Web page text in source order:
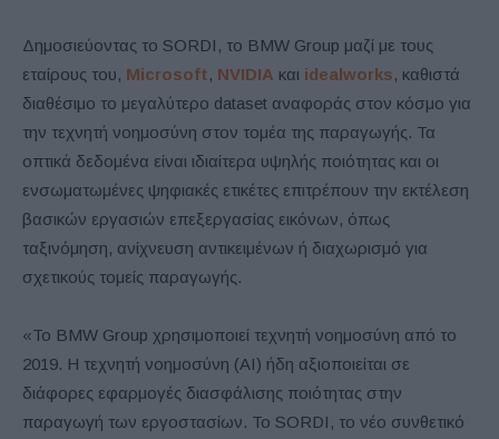
Δημοσιεύοντας το SORDI, το BMW Group μαζί με τους
εταίρους του, Microsoft, NVIDIA και idealworks, καθιστά
διαθέσιμο το μεγαλύτερο dataset αναφοράς στον κόσμο για
την τεχνητή νοημοσύνη στον τομέα της παραγωγής. Τα
οπτικά δεδομένα είναι ιδιαίτερα υψηλής ποιότητας και οι
ενσωματωμένες ψηφιακές ετικέτες επιτρέπουν την εκτέλεση
βασικών εργασιών επεξεργασίας εικόνων, όπως
ταξινόμηση, ανίχνευση αντικειμένων ή διαχωρισμό για
σχετικούς τομείς παραγωγής.
«Το BMW Group χρησιμοποιεί τεχνητή νοημοσύνη από το
2019. Η τεχνητή νοημοσύνη (AI) ήδη αξιοποιείται σε
διάφορες εφαρμογές διασφάλισης ποιότητας στην
παραγωγή των εργοστασίων. Το SORDI, το νέο συνθετικό